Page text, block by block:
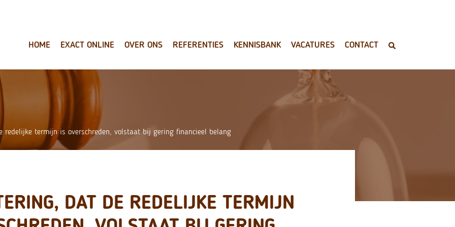
HOME EXACT ONLINE OVER ONS REFERENTIES KENNISBANK VACATURES CONTACT
redelijke termijn is overschreden, volstaat bij gering financieel belang
DAT DE REDELIJKE TERMIJN